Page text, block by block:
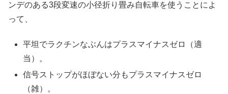
ンデのある3段変速の小径折り畳み自転車を使うことによ
って、
平坦でラクチンなぶんはプラスマイナスゼロ（適
当）。
信号ストップがほぼない分もプラスマイナスゼロ
（雑）。